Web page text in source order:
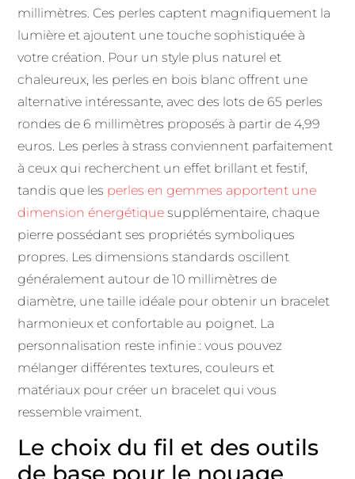
millimètres. Ces perles captent magnifiquement la
lumière et ajoutent une touche sophistiquée à
votre création. Pour un style plus naturel et
chaleureux, les perles en bois blanc offrent une
alternative intéressante, avec des lots de 65 perles
rondes de 6 millimètres proposés à partir de 4,99
euros. Les perles à strass conviennent parfaitement
à ceux qui recherchent un effet brillant et festif,
tandis que les perles en gemmes apportent une
dimension énergétique supplémentaire, chaque
pierre possédant ses propriétés symboliques
propres. Les dimensions standards oscillent
généralement autour de 10 millimètres de
diamètre, une taille idéale pour obtenir un bracelet
harmonieux et confortable au poignet. La
personnalisation reste infinie : vous pouvez
mélanger différentes textures, couleurs et
matériaux pour créer un bracelet qui vous
ressemble vraiment.
Le choix du fil et des outils
de base pour le nouage